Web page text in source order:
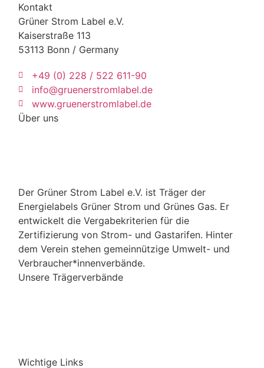
Kontakt
Grüner Strom Label e.V.
Kaiserstraße 113
53113 Bonn / Germany
+49 (0) 228 / 522 611-90
info@gruenerstromlabel.de
www.gruenerstromlabel.de
Über uns
Der Grüner Strom Label e.V. ist Träger der
Energielabels Grüner Strom und Grünes Gas. Er
entwickelt die Vergabekriterien für die
Zertifizierung von Strom- und Gastarifen. Hinter
dem Verein stehen gemeinnützige Umwelt- und
Verbraucher*innenverbände.
Unsere Trägerverbände
Wichtige Links